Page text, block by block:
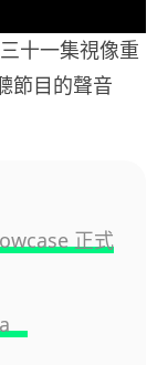
十一集視像重
節目的聲音
正式